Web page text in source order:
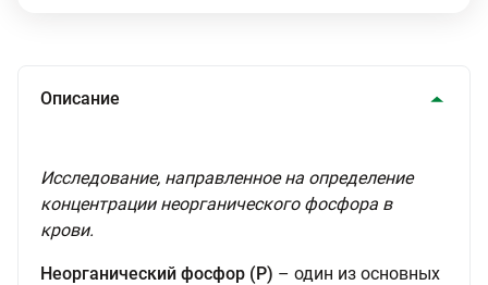
Описание
Исследование, направленное на определение
концентрации неорганического фосфора в
крови.
Неорганический фосфор (Р) – один из основных